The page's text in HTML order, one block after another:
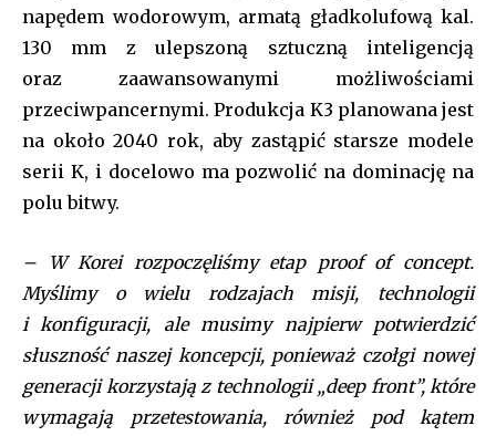
btn_border_color_h=”var(–tt-accent-color)”
btn_color_h=”#ffffff” f_unsub_font_family=”tt-extra_global”
f_input_font_line_height=”1.2″ input_color=”var(–tt-primary-
color)” input_place_color=”var(–tt-gray-dark)”
input_border_color=”var(–tt-primary-color)”
input_border_color_f=”var(–tt-primary-color)”
input_bg=”#ffffff” input_bg_f=”#ffffff” f_pp_font_size=”13″
f_pp_font_line_height=”1.2″
[td_block_social_counter style=”style7 td-social-boxed”
manual_count_instagram=”32111″ instagram=”#” twitch=”#”
manual_count_twitch=”11243″ tiktok=”#”
manual_count_tiktok=”32214″ f_network_font_family=”tt-
primary-font_global” f_counters_font_family=”tt-primary-
font_global”
napędem wodorowym, armatą gładkolufową kal.
130 mm z ulepszoną sztuczną inteligencją
oraz zaawansowanymi możliwościami
przeciwpancernymi. Produkcja K3 planowana jest
na około 2040 rok, aby zastąpić starsze modele
serii K, i docelowo ma pozwolić na dominację na
polu bitwy.
– W Korei rozpoczęliśmy etap proof of concept.
Myślimy o wielu rodzajach misji, technologii
i konfiguracji, ale musimy najpierw potwierdzić
słuszność naszej koncepcji, ponieważ czołgi nowej
generacji korzystają z technologii „deep front”, które
wymagają przetestowania, również pod kątem